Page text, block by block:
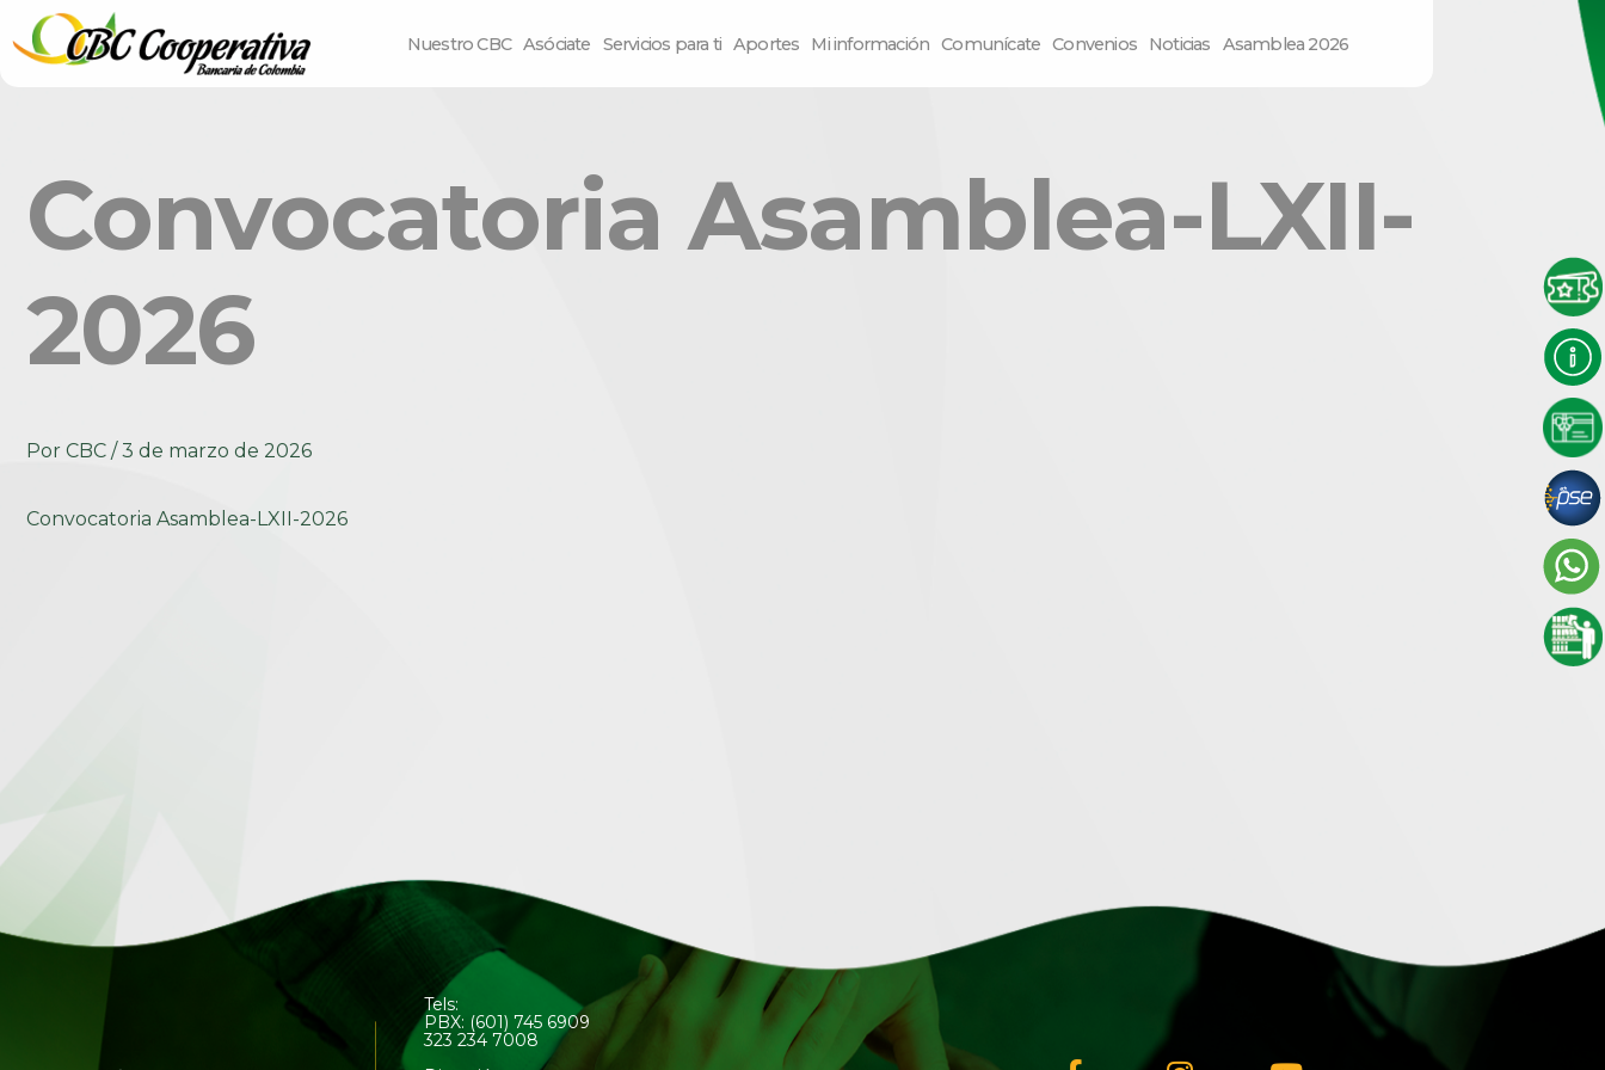
Nuestro CBC Asóciate Servicios para ti Aportes Mi información Comunícate Convenios Noticias Asamblea 2026
Convocatoria Asamblea-LXII-
2026
Por CBC / 3 de marzo de 2026
Convocatoria Asamblea-LXII-2026
Tels:
PBX: (601) 745 6909
323 234 7008
Facebook-InstagramYoutube